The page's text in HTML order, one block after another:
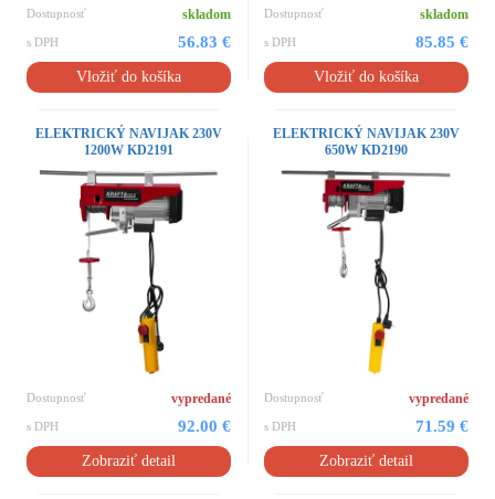
Dostupnosť skladom
s DPH 56.83 €
Vložiť do košíka
Dostupnosť skladom
s DPH 85.85 €
Vložiť do košíka
ELEKTRICKÝ NAVIJAK 230V
1200W KD2191
Dostupnosť vypredané
s DPH 92.00 €
Zobraziť detail
ELEKTRICKÝ NAVIJAK 230V
650W KD2190
Dostupnosť vypredané
s DPH 71.59 €
Zobraziť detail